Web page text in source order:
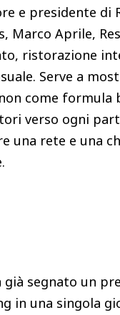
e presidente di
Marco Aprile,
ristorazione
Serve a
come formula
verso ogni
una rete e una
già segnato un
in una singola